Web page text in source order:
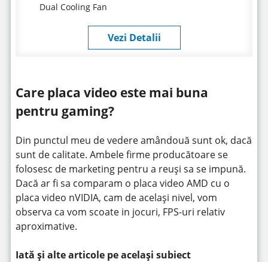
Dual Cooling Fan
Vezi Detalii
Care placa video este mai buna
pentru gaming?
Din punctul meu de vedere amândouă sunt ok, dacă
sunt de calitate. Ambele firme producătoare se
folosesc de marketing pentru a reuși sa se impună.
Dacă ar fi sa comparam o placa video AMD cu o
placa video nVIDIA, cam de același nivel, vom
observa ca vom scoate in jocuri, FPS-uri relativ
aproximative.
Iată și alte articole pe același subiect